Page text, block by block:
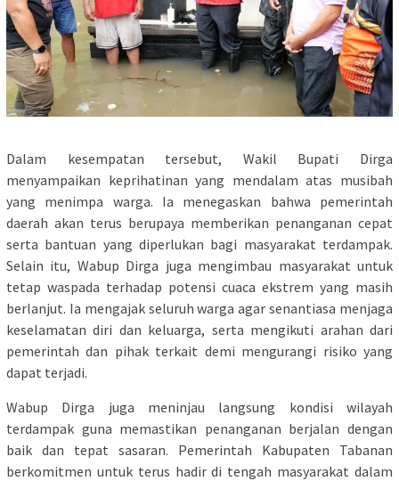
Dalam kesempatan tersebut, Wakil Bupati Dirga
menyampaikan keprihatinan yang mendalam atas musibah
yang menimpa warga. Ia menegaskan bahwa pemerintah
daerah akan terus berupaya memberikan penanganan cepat
serta bantuan yang diperlukan bagi masyarakat terdampak.
Selain itu, Wabup Dirga juga mengimbau masyarakat untuk
tetap waspada terhadap potensi cuaca ekstrem yang masih
berlanjut. Ia mengajak seluruh warga agar senantiasa menjaga
keselamatan diri dan keluarga, serta mengikuti arahan dari
pemerintah dan pihak terkait demi mengurangi risiko yang
dapat terjadi.
Wabup Dirga juga meninjau langsung kondisi wilayah
terdampak guna memastikan penanganan berjalan dengan
baik dan tepat sasaran. Pemerintah Kabupaten Tabanan
berkomitmen untuk terus hadir di tengah masyarakat dalam